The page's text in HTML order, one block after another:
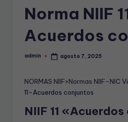
A
B
Norma NIIF
Acuerdos
Publicado
admin agosto 7, 2025
NORMAS NIIF>Normas NIIF-NIC
11-Acuerdos conjuntos
NIIF 11